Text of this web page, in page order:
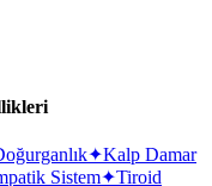
✦Kalp Damar
Sistem✦Tiroid